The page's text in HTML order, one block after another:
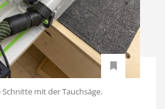
mit der Tauchsäge.